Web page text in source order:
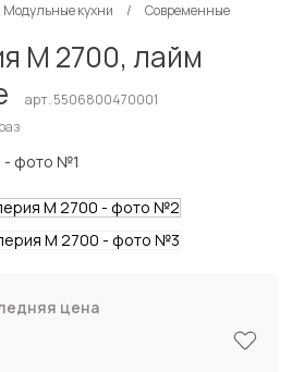
Модульные кухни Современные
М 2700, лайм
арт. 5506800470001
раз
цена